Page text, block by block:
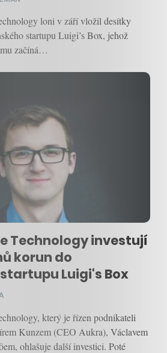
loni v září vložil desítky
startupu Luigi’s Box, jehož
začíná…
Technology investují
korun do
Luigi's Box
který je řízen podnikateli
Kunzem (CEO Aukra), Václavem
ohlašuje další investici. Poté